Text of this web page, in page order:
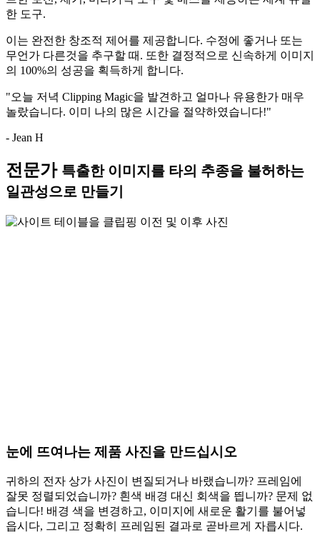
한 도구.
이는 완전한 창조적 제어를 제공합니다. 수정에 좋거나 또는
무언가 다른것을 추구할 때. 또한 결정적으로 신속하게 이미지
의 100%의 성공을 획득하게 합니다.
"오늘 저녁 Clipping Magic을 발견하고 얼마나 유용한가 매우
놀랐습니다. 이미 나의 많은 시간을 절약하였습니다!"
- Jean H
전문가 특출한 이미지를 타의 추종을 불허하는
일관성으로 만들기
눈에 뜨여나는 제품 사진을 만드십시오
귀하의 전자 상가 사진이 변질되거나 바랬습니까? 프레임에
잘못 정렬되었습니까? 흰색 배경 대신 회색을 띕니까? 문제 없
습니다! 배경 색을 변경하고, 이미지에 새로운 활기를 불어넣
읍시다, 그리고 정확히 프레임된 결과로 곧바르게 자릅시다.